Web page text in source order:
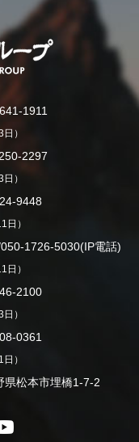
1911
）
2297
）
9448
日）
1726-5030(IP電話)
日）
2100
）
0361
）
松本市埋橋1-7-2